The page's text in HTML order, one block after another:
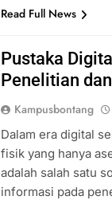
Read Full News
Pustaka
Penelitian
Kampusbontang
Dalam era digital
fisik yang hanya
adalah salah satu
informasi pada